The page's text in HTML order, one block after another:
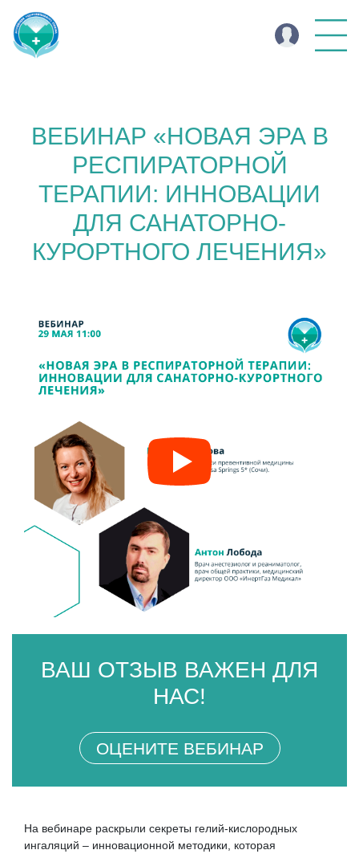
ВЕБИНАР «НОВАЯ ЭРА В
РЕСПИРАТОРНОЙ
ТЕРАПИИ: ИННОВАЦИИ
ДЛЯ САНАТОРНО-
КУРОРТНОГО ЛЕЧЕНИЯ»
ВАШ ОТЗЫВ ВАЖЕН ДЛЯ
НАС!
ОЦЕНИТЕ ВЕБИНАР
На вебинаре раскрыли секреты гелий-кислородных
ингаляций – инновационной методики, которая